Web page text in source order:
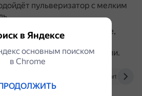
пульверизатор с мелким
мимозу в сухой чистой вазе,
опрыскивая её водой.
дольше — около недели.
artflora.ru
в Яндексе
основным поиском
в Сhrome